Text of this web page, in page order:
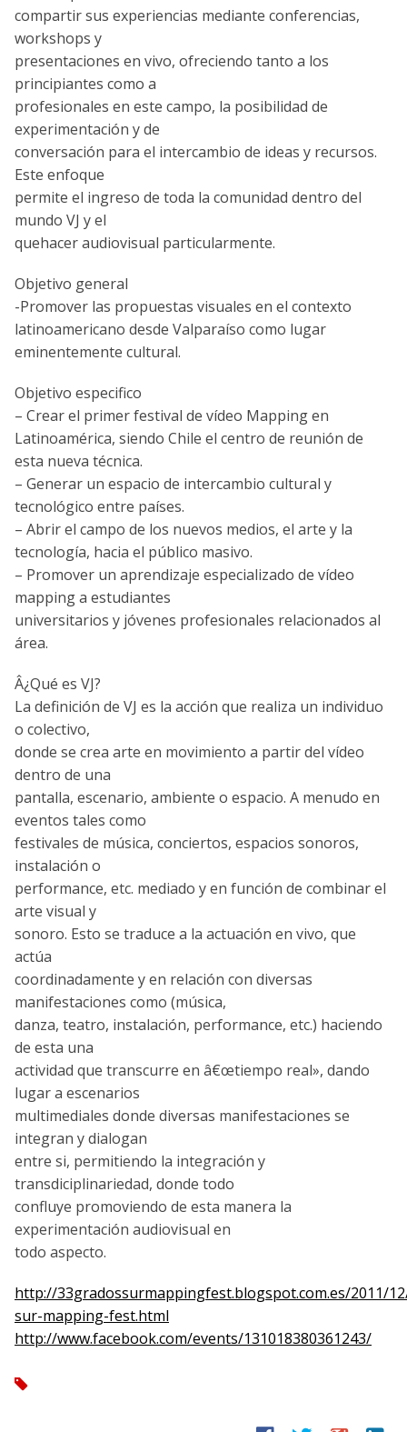
compartir sus experiencias mediante conferencias,
workshops y
presentaciones en vivo, ofreciendo tanto a los
principiantes como a
profesionales en este campo, la posibilidad de
experimentación y de
conversación para el intercambio de ideas y recursos.
Este enfoque
permite el ingreso de toda la comunidad dentro del
mundo VJ y el
quehacer audiovisual particularmente.
Objetivo general
-Promover las propuestas visuales en el contexto
latinoamericano desde Valparaí­so como lugar
eminentemente cultural.
Objetivo especifico
– Crear el primer festival de ví­deo Mapping en
Latinoamérica, siendo Chile el centro de reunión de
esta nueva técnica.
– Generar un espacio de intercambio cultural y
tecnológico entre paí­ses.
– Abrir el campo de los nuevos medios, el arte y la
tecnologí­a, hacia el público masivo.
– Promover un aprendizaje especializado de ví­deo
mapping a estudiantes
universitarios y jóvenes profesionales relacionados al
área.
Â¿Qué es VJ?
La definición de VJ es la acción que realiza un individuo
o colectivo,
donde se crea arte en movimiento a partir del ví­deo
dentro de una
pantalla, escenario, ambiente o espacio. A menudo en
eventos tales como
festivales de música, conciertos, espacios sonoros,
instalación o
performance, etc. mediado y en función de combinar el
arte visual y
sonoro. Esto se traduce a la actuación en vivo, que
actúa
coordinadamente y en relación con diversas
manifestaciones como (música,
danza, teatro, instalación, performance, etc.) haciendo
de esta una
actividad que transcurre en â€œtiempo real», dando
lugar a escenarios
multimediales donde diversas manifestaciones se
integran y dialogan
entre si, permitiendo la integración y
transdiciplinariedad, donde todo
confluye promoviendo de esta manera la
experimentación audiovisual en
todo aspecto.
http://33gradossurmappingfest.blogspot.com.es/2011/
sur-mapping-fest.html
http://www.facebook.com/events/131018380361243/
tag